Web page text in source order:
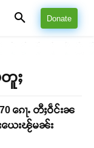
Donate
ႈ
ၵေႃႉ တီႈဝဵင်းၼ
ယေးၽႂ်မၼ်း